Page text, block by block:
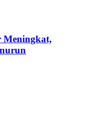
Meningkat,